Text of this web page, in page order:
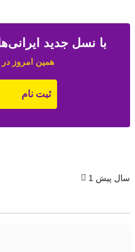
با نسل جدید
همین امروز در
ثبت نام
1 سال پیش